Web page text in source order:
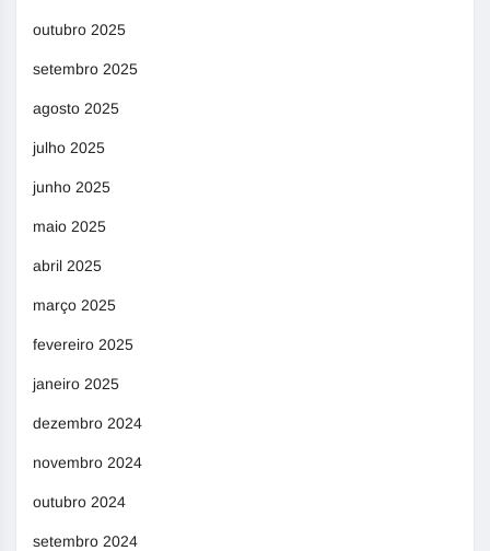
outubro 2025
setembro 2025
agosto 2025
julho 2025
junho 2025
maio 2025
abril 2025
março 2025
fevereiro 2025
janeiro 2025
dezembro 2024
novembro 2024
outubro 2024
setembro 2024